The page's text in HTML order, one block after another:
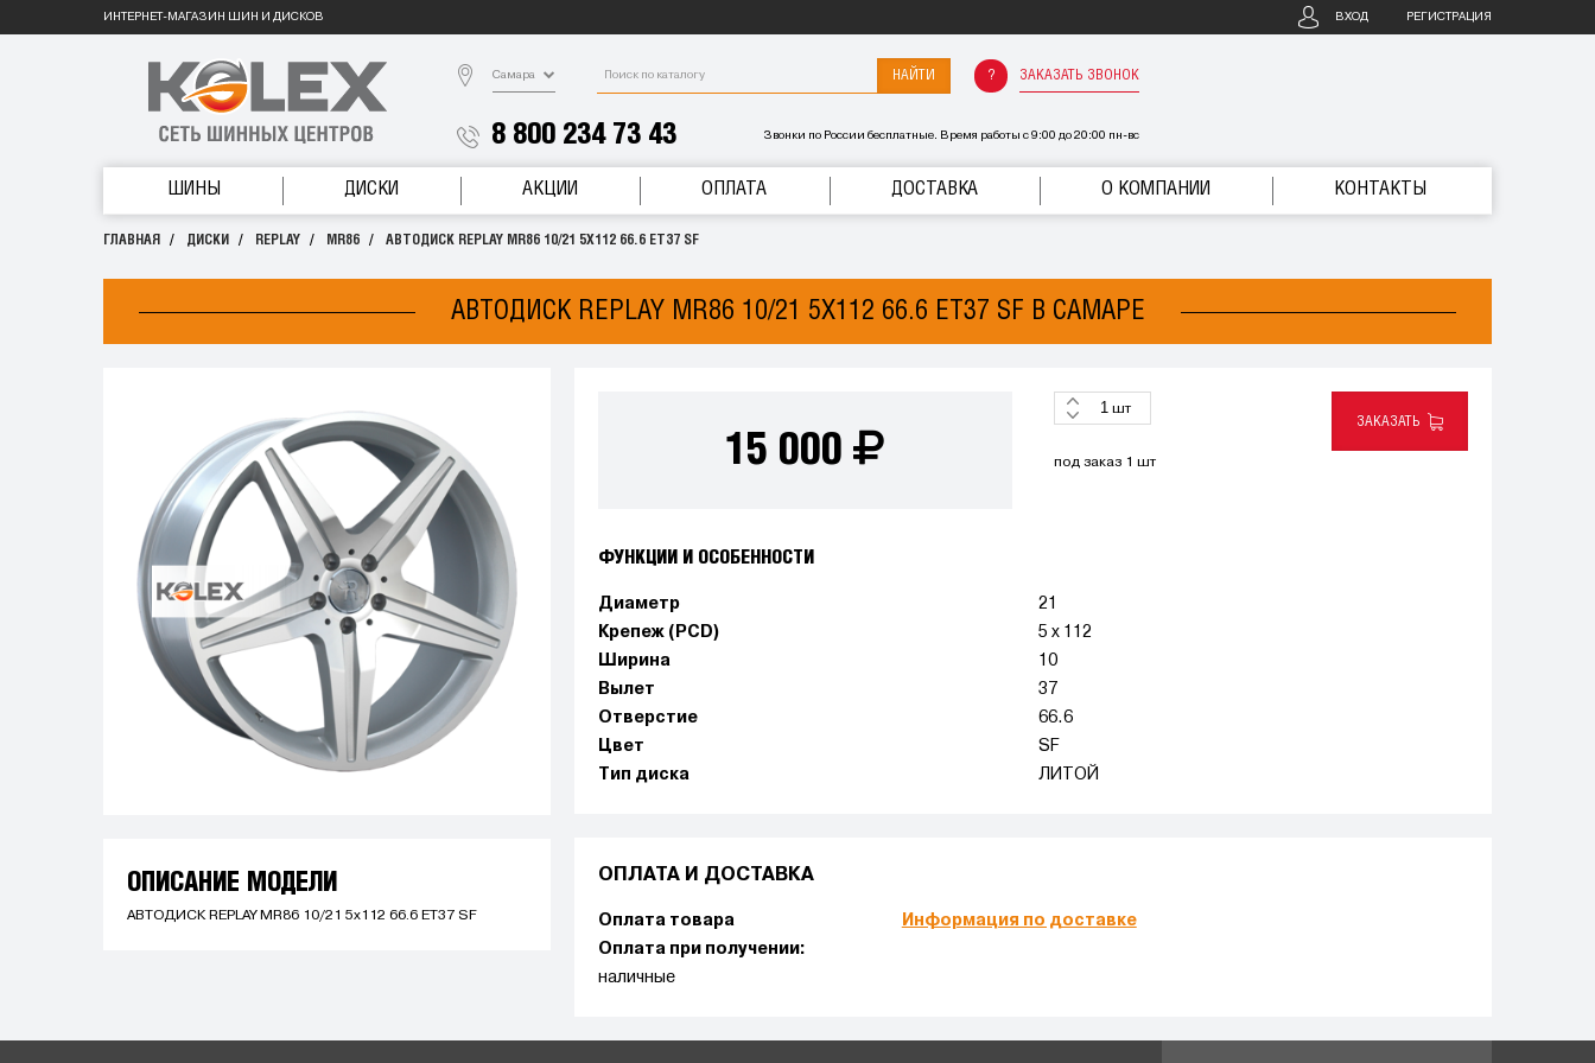
ИНТЕРНЕТ-МАГАЗИН ШИН И ДИСКОВ ВХОД РЕГИСТРАЦИЯ
Самара НАЙТИ ЗАКАЗАТЬ ЗВОНОК
8 800 234 73 43 Звонки по России бесплатные. Время работы с 9:00 до 20:00 пн-вс
ШИНЫ ДИСКИ АКЦИИ ОПЛАТА ДОСТАВКА О КОМПАНИИ КОНТАКТЫ
ГЛАВНАЯ ДИСКИ REPLAY MR86 АВТОДИСК REPLAY MR86 10/21 5X112 66.6 ET37 SF
АВТОДИСК REPLAY MR86 10/21 5X112 66.6 ET37 SF В САМАРЕ
ОПИСАНИЕ МОДЕЛИ
АВТОДИСК REPLAY MR86 10/21 5x112 66.6 ET37 SF
15 000
шт
ЗАКАЗАТЬ
под заказ 1 шт
ФУНКЦИИ И ОСОБЕННОСТИ
Диаметр
21
Крепеж (PCD)
5 x 112
Ширина
10
Вылет
37
Отверстие
66.6
Цвет
SF
Тип диска
ЛИТОЙ
ОПЛАТА И ДОСТАВКА
Оплата товара
Оплата при получении:
наличные
Информация по доставке